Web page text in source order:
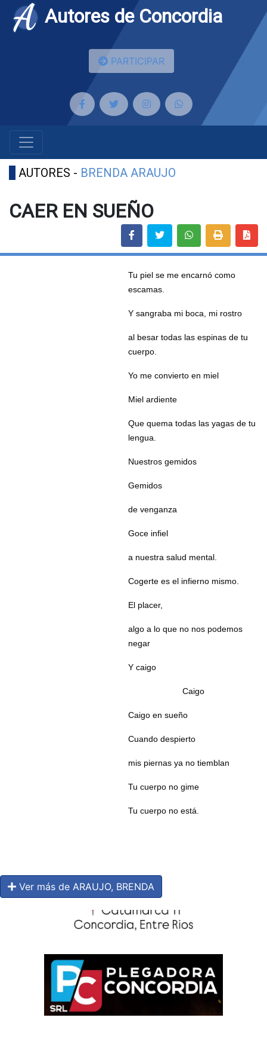
Autores de Concordia
PARTICIPAR
AUTORES - BRENDA ARAUJO
CAER EN SUEÑO
Tu piel se me encarnó como
escamas.
Y sangraba mi boca, mi rostro
al besar todas las espinas de tu
cuerpo.
Yo me convierto en miel
Miel ardiente
Que quema todas las yagas de tu
lengua.
Nuestros gemidos
Gemidos
de venganza
Goce infiel
a nuestra salud mental.
Cogerte es el infierno mismo.
El placer,
algo a lo que no nos podemos
negar
Y caigo
Caigo
Caigo en sueño
Cuando despierto
mis piernas ya no tiemblan
Tu cuerpo no gime
Tu cuerpo no está.
Ver más de ARAUJO, BRENDA